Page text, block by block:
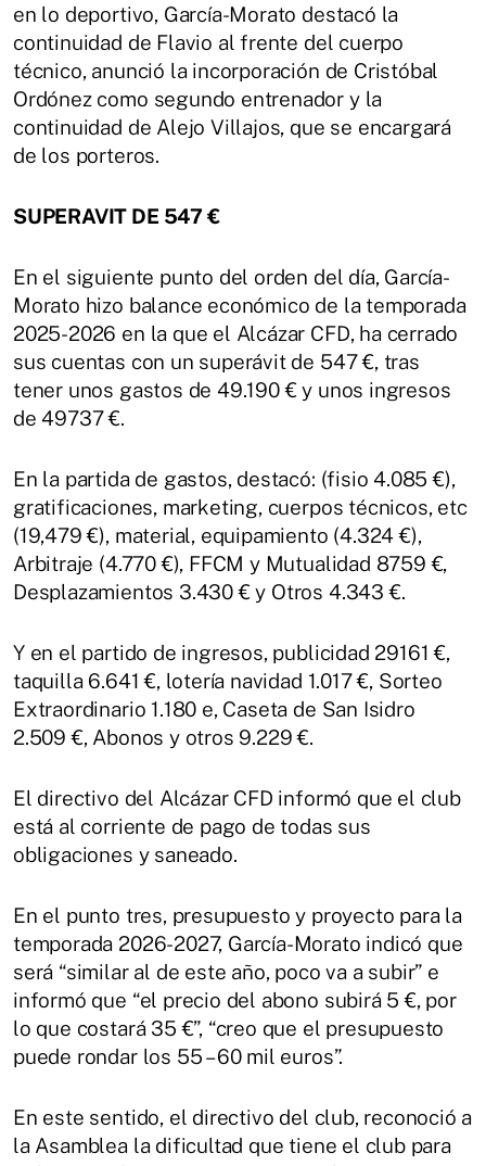
en lo deportivo, García-Morato destacó la
continuidad de Flavio al frente del cuerpo
técnico, anunció la incorporación de Cristóbal
Ordónez como segundo entrenador y la
continuidad de Alejo Villajos, que se encargará
de los porteros.
SUPERAVIT DE 547 €
En el siguiente punto del orden del día, García-
Morato hizo balance económico de la temporada
2025-2026 en la que el Alcázar CFD, ha cerrado
sus cuentas con un superávit de 547 €, tras
tener unos gastos de 49.190 € y unos ingresos
de 49737 €.
En la partida de gastos, destacó: (fisio 4.085 €),
gratificaciones, marketing, cuerpos técnicos, etc
(19,479 €), material, equipamiento (4.324 €),
Arbitraje (4.770 €), FFCM y Mutualidad 8759 €,
Desplazamientos 3.430 € y Otros 4.343 €.
Y en el partido de ingresos, publicidad 29161 €,
taquilla 6.641 €, lotería navidad 1.017 €, Sorteo
Extraordinario 1.180 e, Caseta de San Isidro
2.509 €, Abonos y otros 9.229 €.
El directivo del Alcázar CFD informó que el club
está al corriente de pago de todas sus
obligaciones y saneado.
En el punto tres, presupuesto y proyecto para la
temporada 2026-2027, García-Morato indicó que
será “similar al de este año, poco va a subir” e
informó que “el precio del abono subirá 5 €, por
lo que costará 35 €”, “creo que el presupuesto
puede rondar los 55 – 60 mil euros”.
En este sentido, el directivo del club, reconoció a
la Asamblea la dificultad que tiene el club para